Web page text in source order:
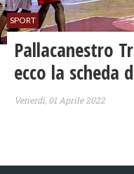
SPORT
Pallacanestro
ecco la scheda
Venerdì, 01 Aprile 2022